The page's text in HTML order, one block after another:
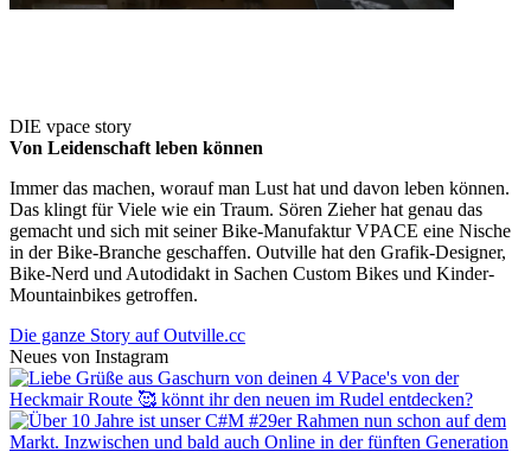
DIE vpace story
Von Leidenschaft leben können
Immer das machen, worauf man Lust hat und davon leben können.
Das klingt für Viele wie ein Traum. Sören Zieher hat genau das
gemacht und sich mit seiner Bike-Manufaktur VPACE eine Nische
in der Bike-Branche geschaffen. Outville hat den Grafik-Designer,
Bike-Nerd und Autodidakt in Sachen Custom Bikes und Kinder-
Mountainbikes getroffen.
Die ganze Story auf Outville.cc
Neues von Instagram